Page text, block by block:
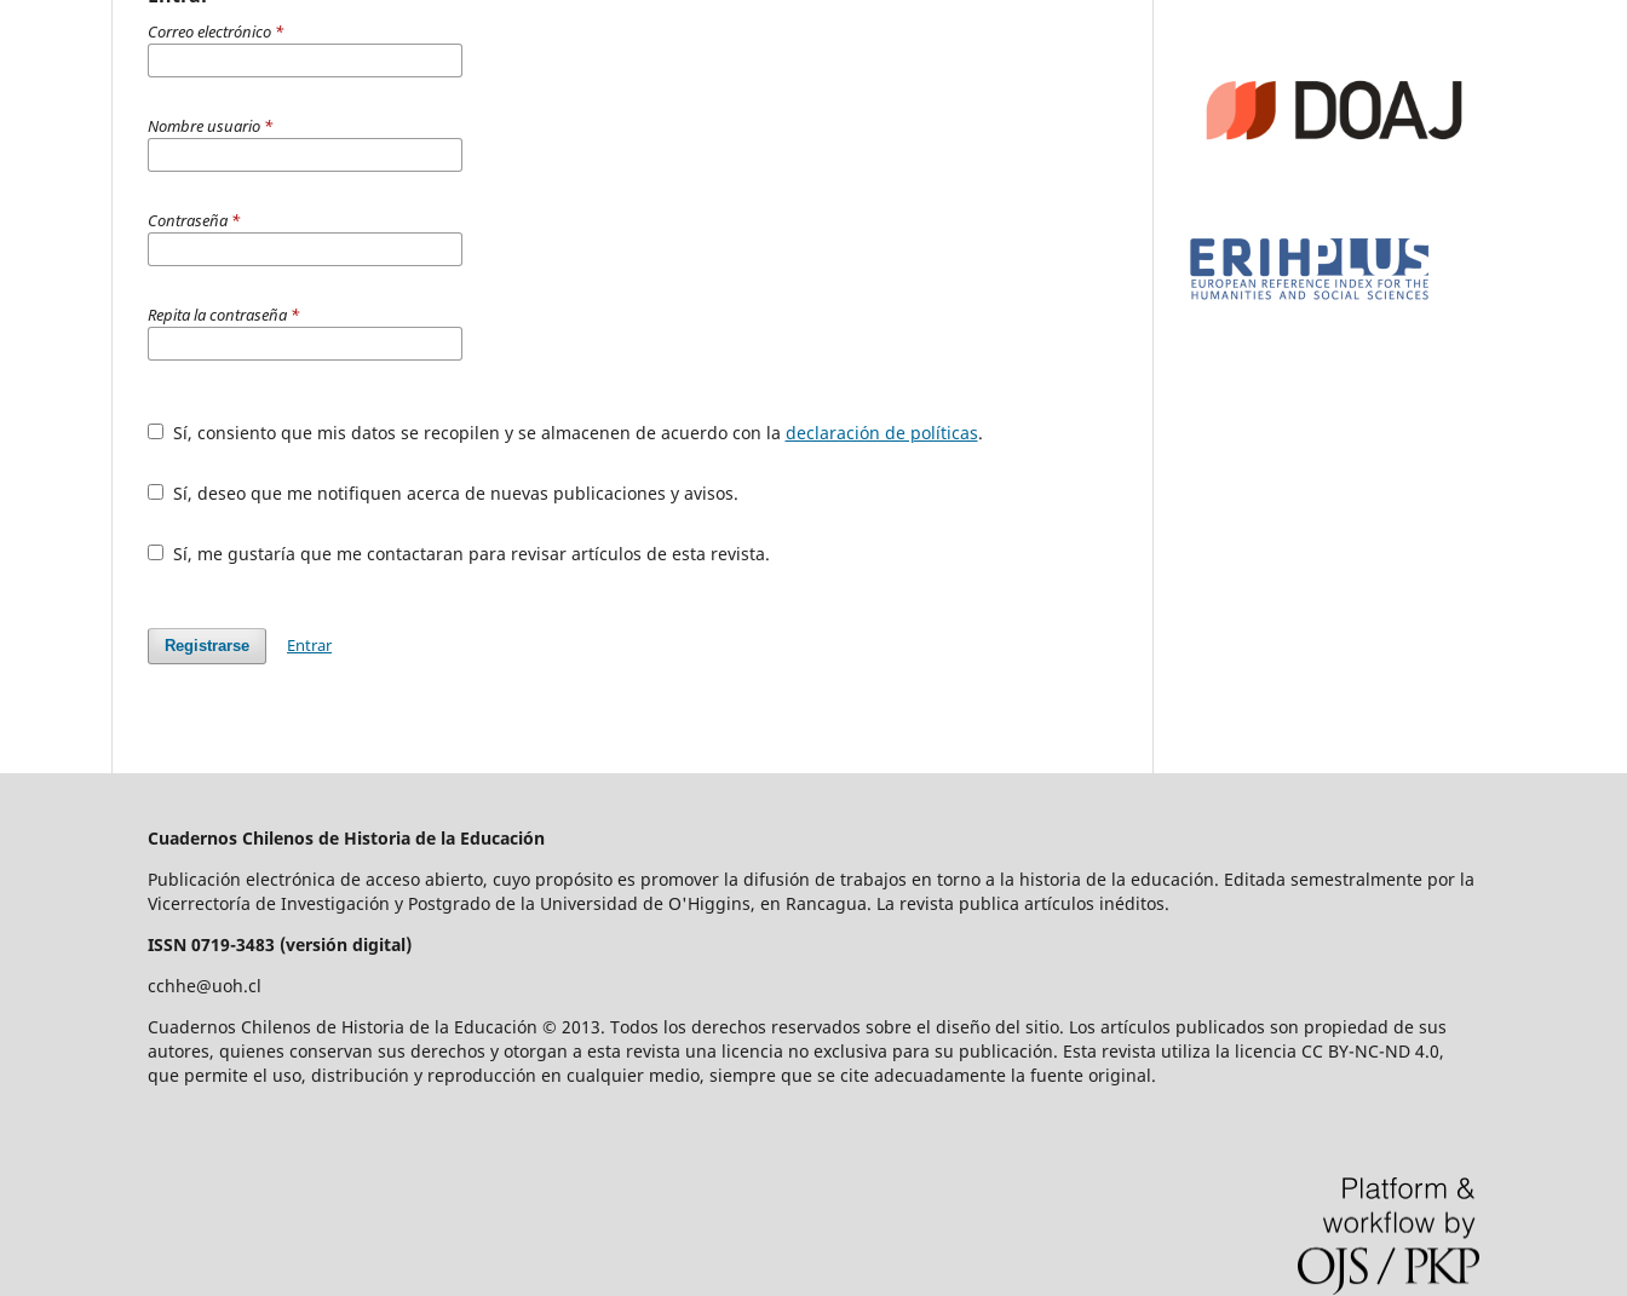
Correo electrónico *
Nombre usuario *
Contraseña *
Repita la contraseña *
Sí, consiento que mis datos se recopilen y se almacenen de acuerdo con la declaración de políticas.
Sí, deseo que me notifiquen acerca de nuevas publicaciones y avisos.
Sí, me gustaría que me contactaran para revisar artículos de esta revista.
Registrarse Entrar
Cuadernos Chilenos de Historia de la Educación
Publicación electrónica de acceso abierto, cuyo propósito es promover la difusión de trabajos en torno a la historia de la educación. Editada semestralmente por la
Vicerrectoría de Investigación y Postgrado de la Universidad de O'Higgins, en Rancagua. La revista publica artículos inéditos.
ISSN 0719-3483 (versión digital)
cchhe@uoh.cl
Cuadernos Chilenos de Historia de la Educación © 2013. Todos los derechos reservados sobre el diseño del sitio. Los artículos publicados son propiedad de sus
autores, quienes conservan sus derechos y otorgan a esta revista una licencia no exclusiva para su publicación. Esta revista utiliza la licencia CC BY-NC-ND 4.0,
que permite el uso, distribución y reproducción en cualquier medio, siempre que se cite adecuadamente la fuente original.